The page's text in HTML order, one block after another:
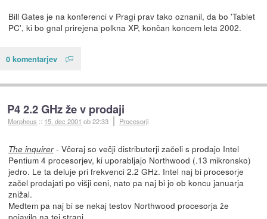
Bill Gates je na konferenci v Pragi prav tako oznanil, da bo 'Tablet
PC', ki bo gnal prirejena polkna XP, končan koncem leta 2002.
0 komentarjev
P4 2.2 GHz že v prodaji
Morpheus :: 15. dec 2001 ob 22:33 Procesorji
The inquirer- Včeraj so večji distributerji začeli s prodajo Intel
Pentium 4 procesorjev, ki uporabljajo Northwood (.13 mikronsko)
jedro. Le ta deluje pri frekvenci 2.2 GHz. Intel naj bi procesorje
začel prodajati po višji ceni, nato pa naj bi jo ob koncu januarja
znižal.
Medtem pa naj bi se nekaj testov Northwood procesorja že
pojavilo na tejstrani.